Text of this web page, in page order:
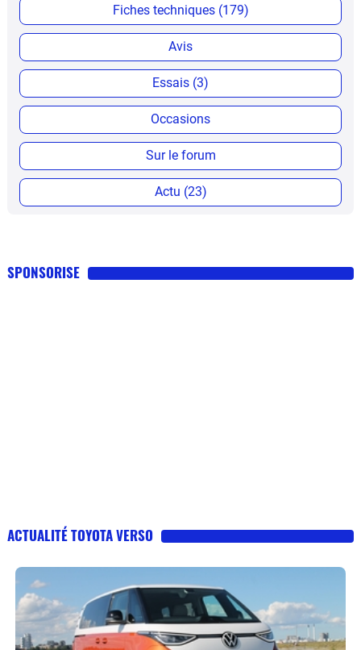
Fiches techniques (179)
Avis
Essais (3)
Occasions
Sur le forum
Actu (23)
SPONSORISE
ACTUALITÉ TOYOTA VERSO